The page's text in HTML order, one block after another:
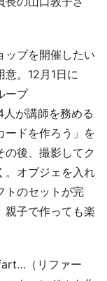
プを開催したい
。12月1日に
ープ
人が講師を務める
ードを作ろう」を
後、撮影してク
。オブジェを入れ
トのセットが完
親子で作っても楽
（リファー